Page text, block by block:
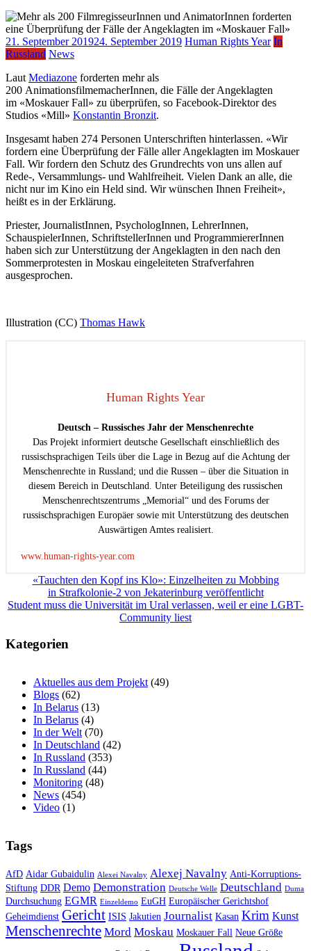
21. September 201924. September 2019 Human Rights Year In
Russland News
Laut Mediazone forderten mehr als
200 AnimationsfilmemacherInnen, die Fälle der Angeklagten
im «Moskauer Fall» zu überprüfen, so Facebook-Direktor des
Studios «Mill» Konstantin Bronzit.
Insgesamt haben 274 Personen Unterschriften hinterlassen. «Wir
fordern eine Überprüfung der Fälle aller Angeklagten im Moskauer
Fall. Wir fordern den Schutz des Grundrechts von uns allen auf
Rede-, Versammlungs- und Wahlfreiheit. Vielen Dank an alle, die
nicht nur im Kino ein Held sind. Wir wünschen Ihnen Freiheit»,
heißt es in der Erklärung.
Priester, JournalistInnen, PsychologInnen, LehrerInnen,
SchauspielerInnen, SchriftstellerInnen und ProgrammiererInnen
haben sich zur Unterstützung der Angeklagten in den nach den
Sommerprotesten in Moskau eingeleiteten Strafverfahren
ausgesprochen.
Illustration (CC) Thomas Hawk
Human Rights Year
Deutsch – Russisches Jahr der Menschenrechte
Das Projekt informiert deutsche Gesellschaft einschließlich des
russischsprachigen Teils über die Lage in Bezug auf die Achtung der
Menschenrechte in Russland; und die Russen – über die Situation in
diesem Bereich in Deutschland. Unter Beteiligung des russischen
Menschenrechtszentrums „Memorial“ und des Forums der
russischsprachigen Europäer sowie mit Unterstützung des deutschen
Auswärtigen Amtes realisiert.
www.human-rights-year.com
Beitragsnavigation
«Tauchten den Kopf ins Klo»: Einzelheiten zu Mobbing
in Strafkolonie-2 von Jekaterinburg veröffentlicht
Student muss die Universität im Ural verlassen, weil er eine LGBT-
Community liest
Kategorien
Aktuelles aus dem Projekt (49)
Blogs (62)
In Belarus (13)
In Belarus (4)
In der Welt (70)
In Deutschland (42)
In Russland (353)
In Russland (44)
Monitoring (48)
News (454)
Video (1)
Tags
AfD Aidar Gubaidulin Alexei Navalny Alexej Navalny Anti-Korruptions-
Stiftung DDR Demo Demonstration Deutsche Welle Deutschland Duma
Durchsuchung EGMR Einzeldemo EuGH Europäischer Gerichtshof
Geheimdienst Gericht ISIS Jakutien Journalist Kasan Krim Kunst
Menschenrechte Mord Moskau Moskauer Fall Neue Größe